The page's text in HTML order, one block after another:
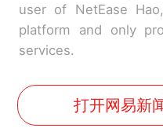
user of NetEase
platform and only
services.
打开网易新